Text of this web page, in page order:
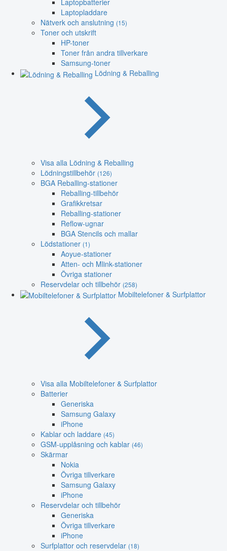
Laptopbatterier
Laptopladdare
Nätverk och anslutning (15)
Toner och utskrift
HP-toner
Toner från andra tillverkare
Samsung-toner
Lödning & Reballing
Visa alla Lödning & Reballing
Lödningstillbehör (126)
BGA Reballing-stationer
Reballing-tillbehör
Grafikkretsar
Reballing-stationer
Reflow-ugnar
BGA Stencils och mallar
Lödstationer (1)
Aoyue-stationer
Atten- och Mlink-stationer
Övriga stationer
Reservdelar och tillbehör (258)
Mobiltelefoner & Surfplattor
Visa alla Mobiltelefoner & Surfplattor
Batterier
Generiska
Samsung Galaxy
iPhone
Kablar och laddare (45)
GSM-upplåsning och kablar (46)
Skärmar
Nokia
Övriga tillverkare
Samsung Galaxy
iPhone
Reservdelar och tillbehör
Generiska
Övriga tillverkare
iPhone
Surfplattor och reservdelar (18)